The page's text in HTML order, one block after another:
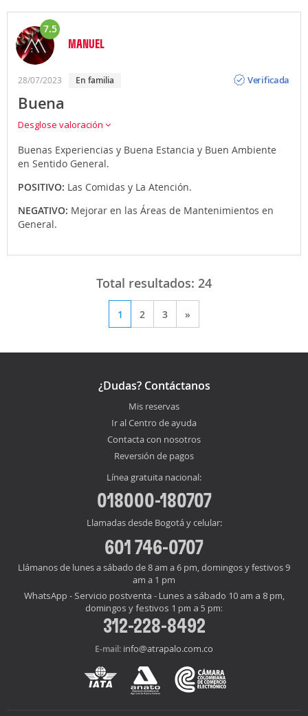
7.5
MANUEL
28/07/2023 En familia
Verificada
Buena
Desglose valoración
Buenas Experiencias y Buena Estancia y Buen Ambiente
en Sentido General.
POSITIVO: Las Comidas y La Atención.
NEGATIVO: Mejorar en las Áreas de Mantenimientos en
General.
Total resultados: 24
1 2 3 »
¿Dudas? Contáctanos
Mis reservas
Ir al Centro de ayuda
Contacta con nosotros
Reversión de pagos
Línea gratuita nacional:
018000-180707
Llamadas desde Bogotá y celular:
601 746-0707
Llámanos de lunes a sábado de 8 am a 6 pm, domingos y festivos 9
am a 1 pm
WhatsApp - Servicio postventa - Lunes a sábado 10 am a 8 pm,
domingos y festivos 1 pm a 5 pm:
312-228-8492
E-mail: info@atrapalo.com.co